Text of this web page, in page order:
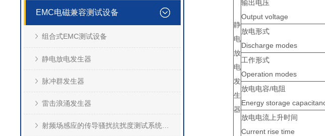
EMC电磁兼容测试设备
组合式EMC测试设备
静电放电发生器
脉冲群发生器
雷击浪涌发生器
静
电
放
电
发
生
器
输出电压
Output voltage
放电形式
Discharge modes
工作形式
Operation modes
放电电容/电阻
Energy storage
放电电流上升时间
Current rise time